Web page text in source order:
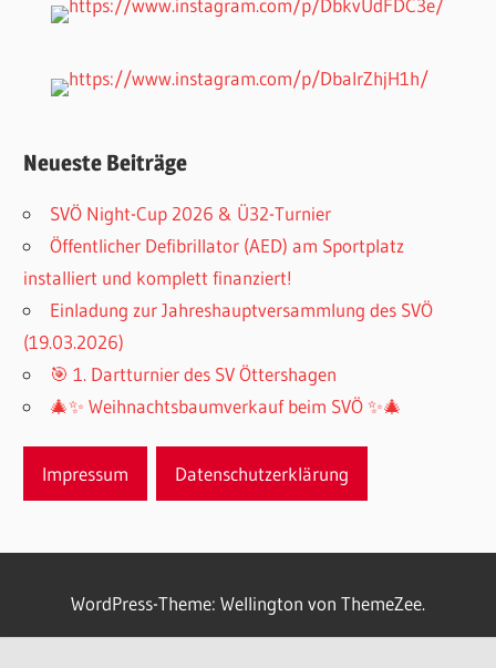
Neueste Beiträge
SVÖ Night-Cup 2026 & Ü32-Turnier
Öffentlicher Defibrillator (AED) am Sportplatz
installiert und komplett finanziert!
Einladung zur Jahreshauptversammlung des SVÖ
(19.03.2026)
🎯 1. Dartturnier des SV Öttershagen
🎄✨ Weihnachtsbaumverkauf beim SVÖ ✨🎄
Impressum Datenschutzerklärung
WordPress-Theme: Wellington von ThemeZee.